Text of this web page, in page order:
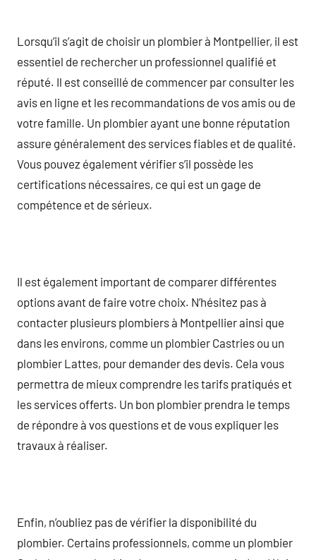
Lorsqu’il s’agit de choisir un plombier à Montpellier, il est
essentiel de rechercher un professionnel qualifié et
réputé. Il est conseillé de commencer par consulter les
avis en ligne et les recommandations de vos amis ou de
votre famille. Un plombier ayant une bonne réputation
assure généralement des services fiables et de qualité.
Vous pouvez également vérifier s’il possède les
certifications nécessaires, ce qui est un gage de
compétence et de sérieux.
Il est également important de comparer différentes
options avant de faire votre choix. N’hésitez pas à
contacter plusieurs plombiers à Montpellier ainsi que
dans les environs, comme un plombier Castries ou un
plombier Lattes, pour demander des devis. Cela vous
permettra de mieux comprendre les tarifs pratiqués et
les services offerts. Un bon plombier prendra le temps
de répondre à vos questions et de vous expliquer les
travaux à réaliser.
Enfin, n’oubliez pas de vérifier la disponibilité du
plombier. Certains professionnels, comme un plombier